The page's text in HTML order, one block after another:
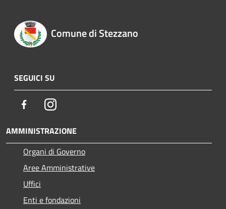
Comune di Stezzano
SEGUICI SU
FacebookInstagram
AMMINISTRAZIONE
Organi di Governo
Aree Amministrative
Uffici
Enti e fondazioni